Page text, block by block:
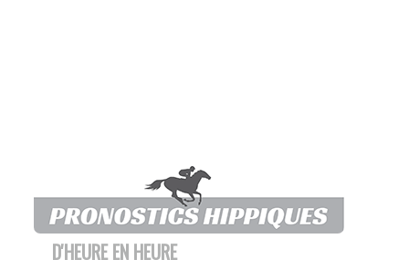
D'HEURE EN HEURE